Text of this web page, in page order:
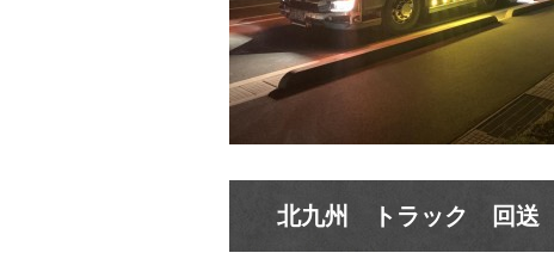
北九州 トラック 回送